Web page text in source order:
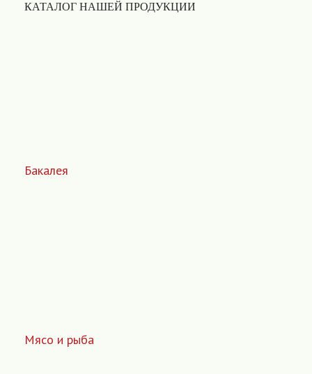
КАТАЛОГ НАШЕЙ ПРОДУКЦИИ
Бакалея
Мясо и рыба